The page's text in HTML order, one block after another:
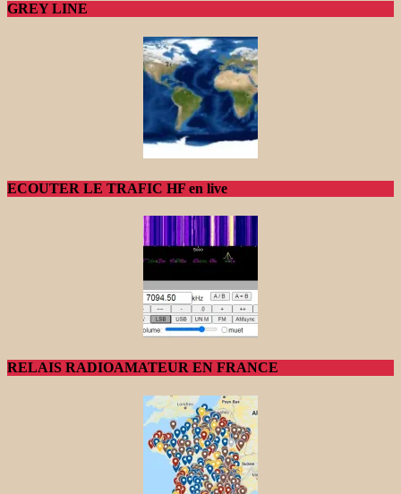
GREY LINE
ECOUTER LE TRAFIC HF en live
RELAIS RADIOAMATEUR EN FRANCE